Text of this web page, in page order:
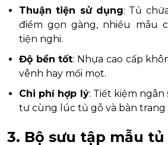
Thuận tiện sử dụng: Tủ
điểm gọn gàng, nhiều mẫu
tiện nghi.
Độ bền tốt: Nhựa cao cấp
vênh hay mối mọt.
Chi phí hợp lý: Tiết kiệm ngân
tư cùng lúc tủ gỗ và bàn trang
3. Bộ sưu tập mẫu